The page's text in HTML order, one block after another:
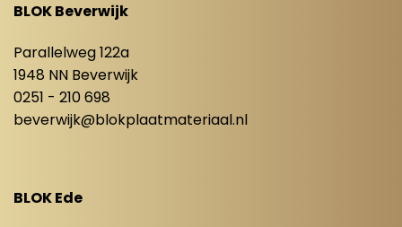
BLOK Beverwijk
Parallelweg 122a
1948 NN Beverwijk
0251 - 210 698
beverwijk@blokplaatmateriaal.nl
BLOK Ede